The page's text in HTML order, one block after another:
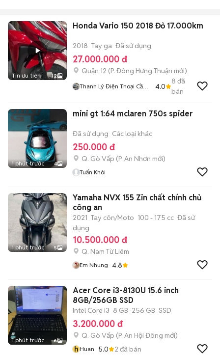
Tin ưu tiên 12
Honda Vario 150 2018 Đỏ 17.000km
2018 Tay ga Đã sử dụng
27.000.000 đ
Quận 12 (P. Đông Hưng Thuận mới)
Thanh Lý Điện Thoại Cầm
4.0
8 đã
bán
1 phút trước 4
mini gt 1:64 mclaren 750s spider
Đã sử dụng Các loại khác
250.000 đ
Q. Gò Vấp (P. An Nhơn mới)
Tuấn Khôi
1 phút trước 5
Yamaha NVX 155 Zin chất chính chủ
công an
2021 Tay côn/Moto 100 - 175 cc Đã sử
dụng
10.500.000 đ
Q. Nam Từ Liêm
Em Nhung 4.8
1 phút trước 6
Acer Core i3-8130U 15.6 inch
8GB/256GB SSD
Intel Core i3 8 GB 256 GB SSD
3.200.000 đ
Q. Gò Vấp (P. An Hội Đông mới)
hHuan 5.0 2 đã bán